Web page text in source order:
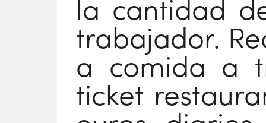
la cantidad
trabajador.
a comida a
ticket